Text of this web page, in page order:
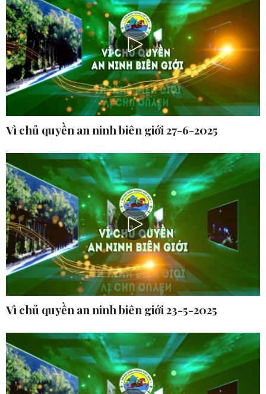
Vì chủ quyền an ninh biên giới 27-6-2025
Vì chủ quyền an ninh biên giới 23-5-2025